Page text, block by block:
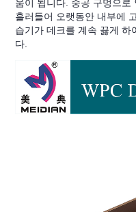
움이 됩니다. 중공 구멍으로
흘러들어 오랫동안 내부에
습기가 데크를 계속 끓게 하
다.